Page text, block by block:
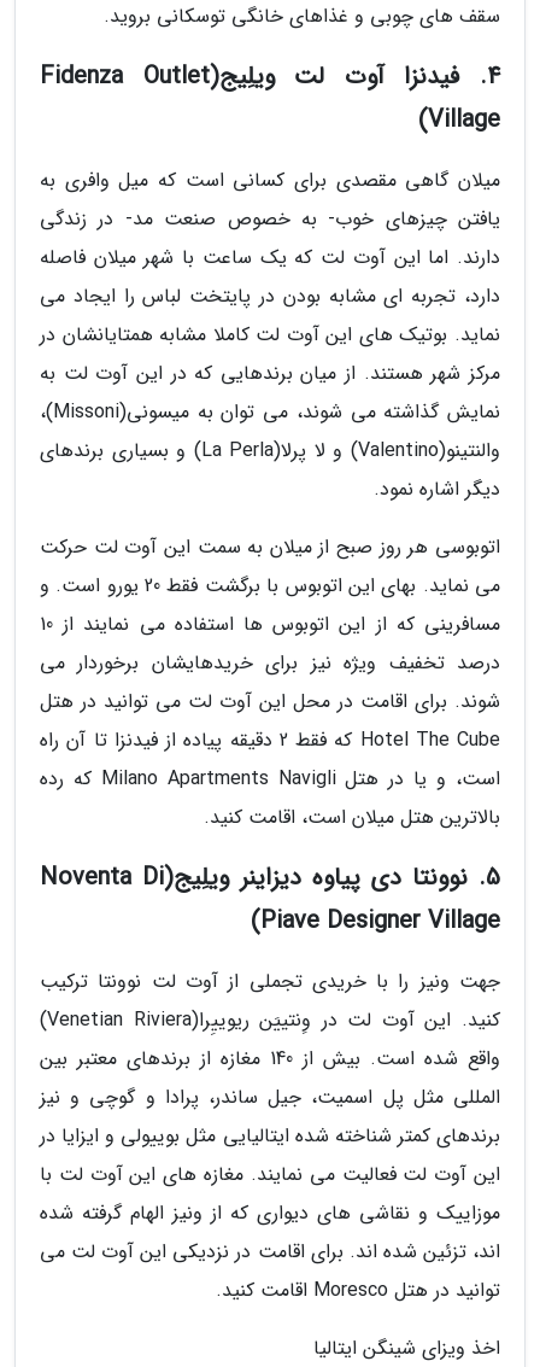
سقف های چوبی و غذاهای خانگی توسکانی بروید.
4. فیدنزا آوت لت ویلِیج(Fidenza Outlet
Village)
میلان گاهی مقصدی برای کسانی است که میل وافری به
یافتن چیزهای خوب- به خصوص صنعت مد- در زندگی
دارند. اما این آوت لت که یک ساعت با شهر میلان فاصله
دارد، تجربه ای مشابه بودن در پایتخت لباس را ایجاد می
نماید. بوتیک های این آوت لت کاملا مشابه همتایانشان در
مرکز شهر هستند. از میان برندهایی که در این آوت لت به
نمایش گذاشته می شوند، می توان به میسونی(Missoni)،
والنتینو(Valentino) و لا پرلا(La Perla) و بسیاری برندهای
دیگر اشاره نمود.
اتوبوسی هر روز صبح از میلان به سمت این آوت لت حرکت
می نماید. بهای این اتوبوس با برگشت فقط 20 یورو است. و
مسافرینی که از این اتوبوس ها استفاده می نمایند از 10
درصد تخفیف ویژه نیز برای خریدهایشان برخوردار می
شوند. برای اقامت در محل این آوت لت می توانید در هتل
Hotel The Cube که فقط 2 دقیقه پیاده از فیدنزا تا آن راه
است، و یا در هتل Milano Apartments Navigli که رده
بالاترین هتل میلان است، اقامت کنید.
5. نوونتا دی پیاوه دیزاینر ویلِیج(Noventa Di
Piave Designer Village)
جهت ونیز را با خریدی تجملی از آوت لت نوونتا ترکیب
کنید. این آوت لت در وِنتییَن ریوییِرا(Venetian Riviera)
واقع شده است. بیش از 140 مغازه از برندهای معتبر بین
المللی مثل پل اسمیت، جیل ساندر، پرادا و گوچی و نیز
برندهای کمتر شناخته شده ایتالیایی مثل بوییولی و ایزایا در
این آوت لت فعالیت می نمایند. مغازه های این آوت لت با
موزاییک و نقاشی های دیواری که از ونیز الهام گرفته شده
اند، تزئین شده اند. برای اقامت در نزدیکی این آوت لت می
توانید در هتل Moresco اقامت کنید.
اخذ ویزای شینگن ایتالیا